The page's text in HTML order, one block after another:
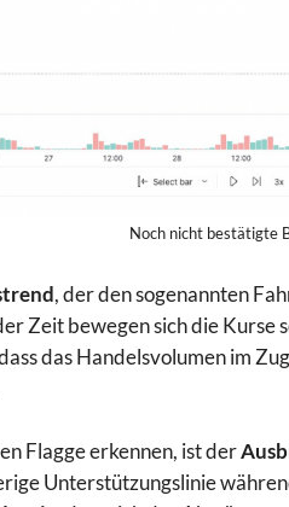
Noch nicht bestätigte
, der den sogenannten
Zeit bewegen sich die
das Handelsvolumen im
Flagge erkennen, ist der
Unterstützungslinie